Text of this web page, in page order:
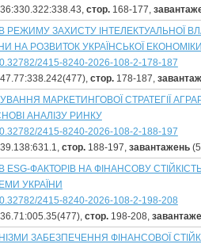
стор.168-177,
РЕЖИМУ ЗАХИСТУ ІНТЕЛЕКТУАЛЬНОЇ
НА РОЗВИТОК УКРАЇНСЬКОЇ ЕКОНОМІКИ
2415-8240-2026-108-2-178-187
стор.178-187,
МАРКЕТИНГОВОЇ СТРАТЕГІЇ
АНАЛІЗУ РИНКУ
2415-8240-2026-108-2-188-197
стор.188-197, завантажень
ESG-ФАКТОРІВ НА ФІНАНСОВУ
УКРАЇНИ
2415-8240-2026-108-2-198-208
стор.198-208,
ЗАБЕЗПЕЧЕННЯ ФІНАНСОВОЇ